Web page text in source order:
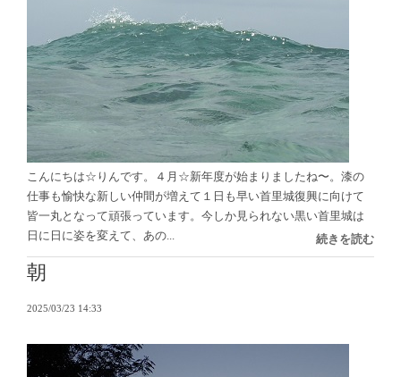
こんにちは☆りんです。４月☆新年度が始まりましたね〜。漆の
仕事も愉快な新しい仲間が増えて１日も早い首里城復興に向けて
皆一丸となって頑張っています。今しか見られない黒い首里城は
日に日に姿を変えて、あの...
続きを読む
朝
2025/03/23 14:33